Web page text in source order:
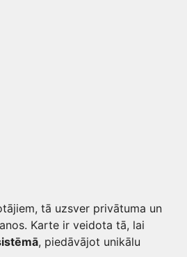
tā uzsver privātuma un
Karte ir veidota tā, lai
, piedāvājot unikālu